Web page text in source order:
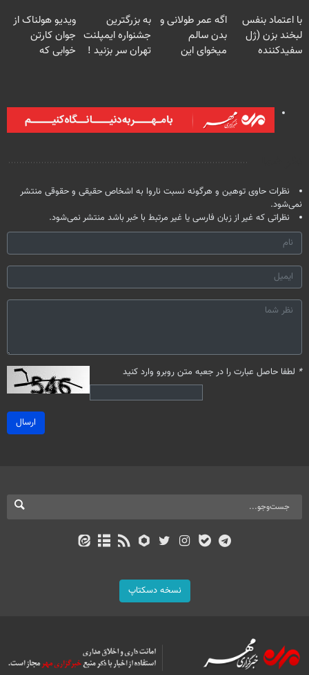
خانگی
میلیون تومان!!!
با اعتماد بنفس
لبخند بزن (ژل
سفیدکننده
اگه عمر طولانی و
بدن سالم
میخوای این
به بزرگترین
جشنواره ایمپلنت
تهران سر بزنید !
ویدیو هولناک از
جوان کارتن
خوابی که
نظرات حاوی توهین و هرگونه نسبت ناروا به اشخاص حقیقی و حقوقی منتشر
نمی‌شود.
نظراتی که غیر از زبان فارسی یا غیر مرتبط با خبر باشد منتشر نمی‌شود.
* لطفا حاصل عبارت را در جعبه متن روبرو وارد کنید
ارسال
نسخه دسکتاپ